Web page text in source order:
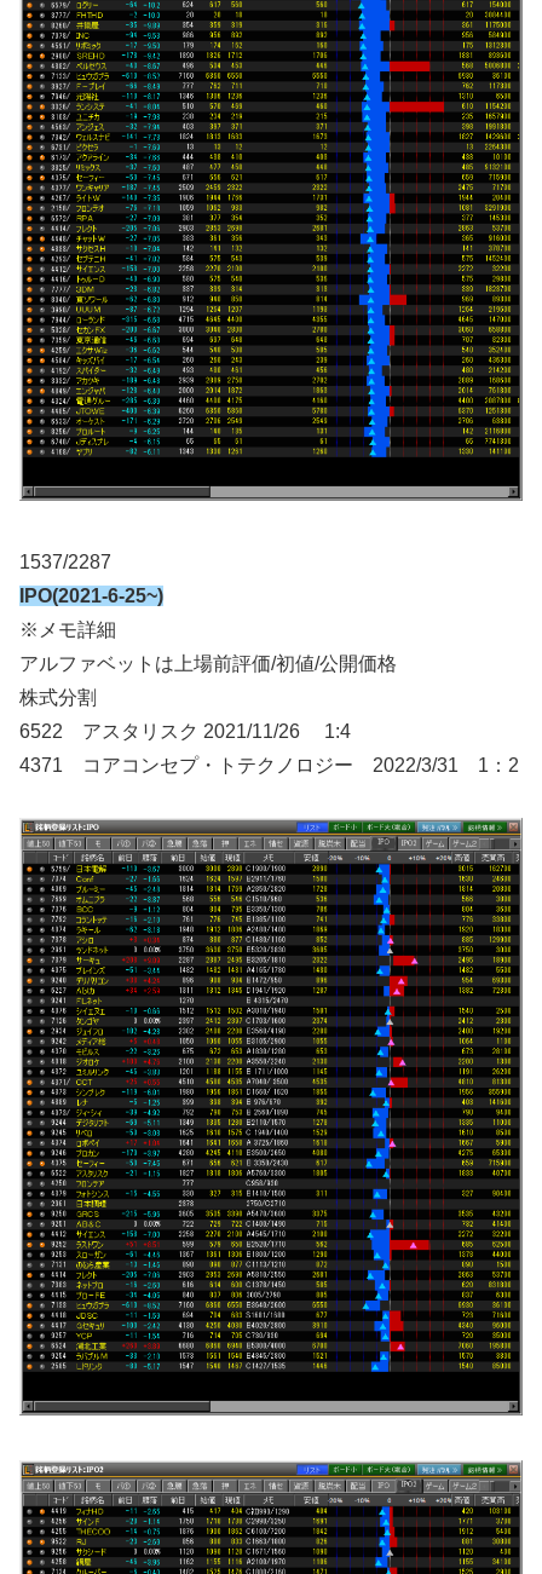
1537/2287
IPO(2021-6-25~)
※メモ詳細
アルファベットは上場前評価/初値/公開価格
株式分割
6522 アスタリスク 2021/11/26 1:4
4371 コアコンセプ・トテクノロジー 2022/3/31 1：2